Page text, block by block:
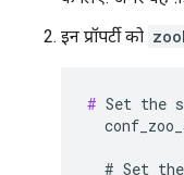
इन प्रॉपर्टी को
# Set the
# Set